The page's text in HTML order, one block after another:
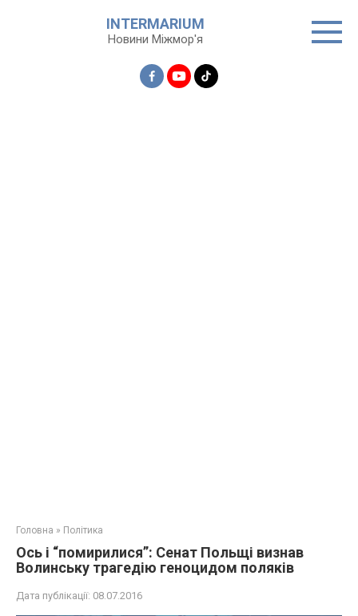
INTERMARIUM
Новини Міжмор'я
Головна » Політика
Ось і “помирилися”: Сенат Польщі визнав
Волинську трагедію геноцидом поляків
Дата публікації: 08.07.2016